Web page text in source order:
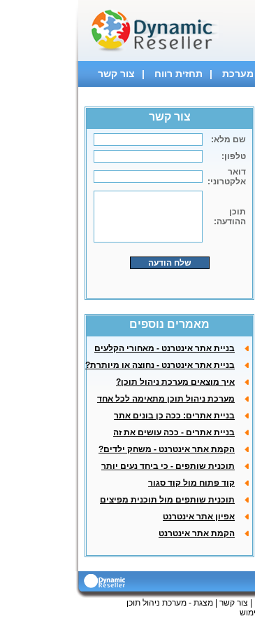
מערכת | תחזית רווח | צור קשר
צור קשר
מאמרים נוספים
בניית אתר אינטרנט - מאחורי הקלעים
בניית אתר אינטרנט - נחוצה או מיותרת?
איך מוצאים מערכת ניהול תוכן?
מערכת ניהול תוכן מתאימה לכל אחד
בניית אתרים: ככה כן בונים אתר
בניית אתרים - ככה עושים את זה
הקמת אתר אינטרנט - משחק ילדים?
תוכנית שותפים - כי ביחד נעים יותר
קוד פתוח מול קוד סגור
תוכנית שותפים מול תוכנית מפיצים
אפיון אתר אינטרנט
הקמת אתר אינטרנט
צור קשר
מצגת - מערכת ניהול תוכן